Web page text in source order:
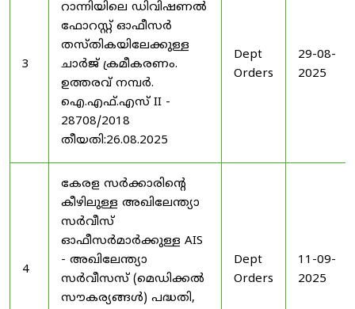
3
റാന്നിയിലെ ഡിവിഷണൽ
ഫോറസ്റ്റ് ഓഫീസർ
തസ്തികയിലേക്കുള്ള
ചാർജ് ക്രമീകരണം.
ഉത്തരവ് നമ്പർ.
ഐ.എഫ്.എസ് II -
28708/2018
തീയതി:26.08.2025
Dept
Orders
29-08-
2025
4
കേരള സർക്കാരിന്റെ
കീഴിലുള്ള അഖിലേന്ത്യാ
സർവീസ്
ഓഫീസർമാർക്കുള്ള AIS
- അഖിലേന്ത്യാ
സർവീസസ് (മെഡിക്കൽ
സൗകര്യങ്ങൾ) പദ്ധതി,
Dept
Orders
11-09-
2025